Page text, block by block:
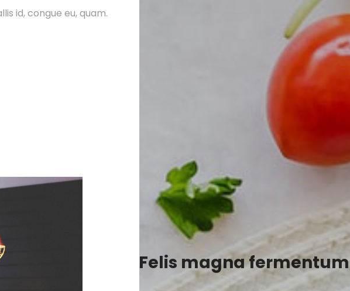
id, congue eu, quam.
Aenean
Felis magna fermentum